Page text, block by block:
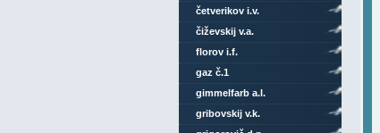
četverikov i.v.
čiževskij v.a.
florov i.f.
gaz č.1
gimmelfarb a.l.
gribovskij v.k.